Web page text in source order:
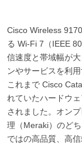
Cisco Wireless
る Wi-Fi 7（IEEE
信速度と帯域幅が
ンやサービスを利
これまで Cisco
れていたハードウ
されました。オン
理（Meraki）のど
ではの高品質、高